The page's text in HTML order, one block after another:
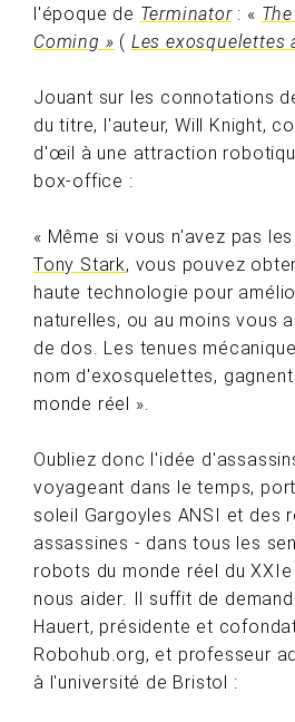
l'époque de Terminator : «
Coming » ( Les exosquelettes
Jouant sur les connotations
du titre, l'auteur, Will Knight,
d'œil à une attraction
box-office :
« Même si vous n'avez pas
Tony Stark, vous pouvez
haute technologie pour
naturelles, ou au moins vous
de dos. Les tenues
nom d'exosquelettes,
monde réel ».
Oubliez donc l'idée
voyageant dans le temps,
soleil Gargoyles ANSI et des
assassines - dans tous les
robots du monde réel du
nous aider. Il suffit de
Hauert, présidente et
Robohub.org, et professeur
à l'université de Bristol :